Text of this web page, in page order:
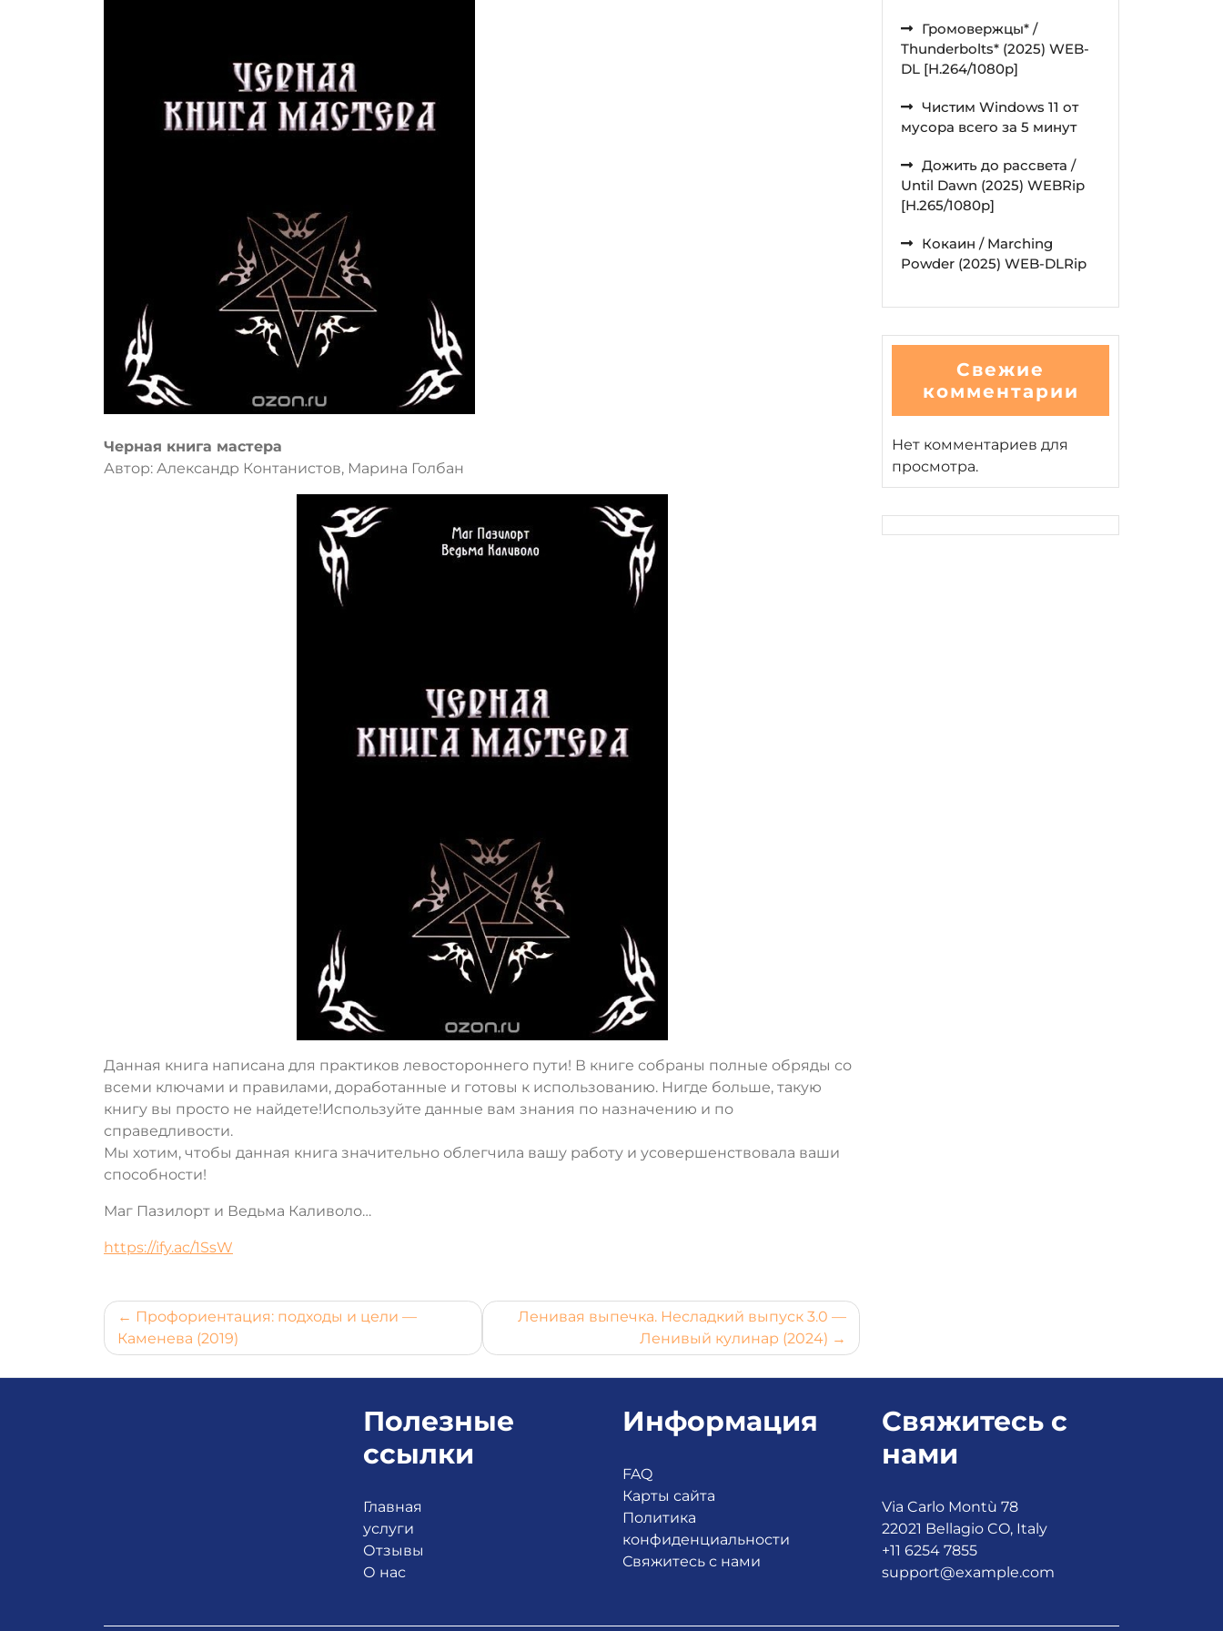
Черная книга мастера
Автор: Александр Контанистов, Марина Голбан
Данная книга написана для практиков левостороннего пути! В книге собраны полные обряды со
всеми ключами и правилами, доработанные и готовы к использованию. Нигде больше, такую
книгу вы просто не найдете!Используйте данные вам знания по назначению и по
справедливости.
Мы хотим, чтобы данная книга значительно облегчила вашу работу и усовершенствовала ваши
способности!
Маг Пазилорт и Ведьма Каливоло…
https://ify.ac/1SsW
Навигация
по
записям
Профориентация: подходы и цели —
Каменева (2019)
Ленивая выпечка. Несладкий выпуск 3.0 —
Ленивый кулинар (2024)
Громовержцы* /
Thunderbolts* (2025) WEB-
DL [H.264/1080p]
Чистим Windows 11 от
мусора всего за 5 минут
Дожить до рассвета /
Until Dawn (2025) WEBRip
[H.265/1080p]
Кокаин / Marching
Powder (2025) WEB-DLRip
Свежие
комментарии
Нет комментариев для
просмотра.
Полезные
ссылки
Главная
услуги
Отзывы
О нас
Информация
FAQ
Карты сайта
Политика
конфиденциальности
Свяжитесь с нами
Свяжитесь с
нами
Via Carlo Montù 78
22021 Bellagio CO, Italy
+11 6254 7855
support@example.com